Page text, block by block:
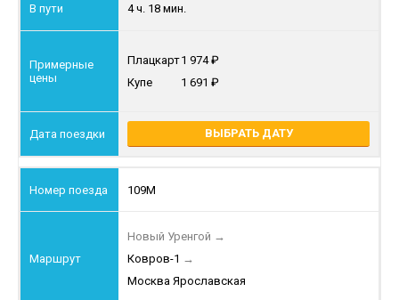
4 ч. 18 мин.
Плацкарт1 974
Купе
1 691
ВЫБРАТЬ ДАТУ
109М
Новый Уренгой →
Ковров-1 →
Москва Ярославская